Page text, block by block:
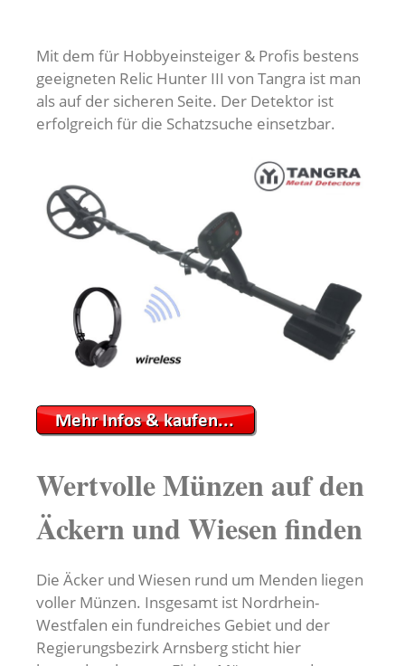
Mit dem für Hobbyeinsteiger & Profis bestens
geeigneten Relic Hunter III von Tangra ist man
als auf der sicheren Seite. Der Detektor ist
erfolgreich für die Schatzsuche einsetzbar.
Wertvolle Münzen auf den
Äckern und Wiesen finden
Die Äcker und Wiesen rund um Menden liegen
voller Münzen. Insgesamt ist Nordrhein-
Westfalen ein fundreiches Gebiet und der
Regierungsbezirk Arnsberg sticht hier